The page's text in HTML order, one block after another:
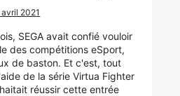
2021
SEGA avait confié vouloir
des compétitions eSport,
de baston. Et c'est, tout
de la série Virtua Fighter
réussir cette entrée